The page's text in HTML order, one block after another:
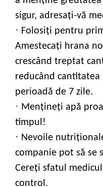
sigur, adresaţi-vă
· Folosiți pentru
Amestecați hrana
crescând treptat
reducând
perioadă de 7 zile.
· Mențineți apă
timpul!
· Nevoile
companie pot să se
Cereţi sfatul
control.